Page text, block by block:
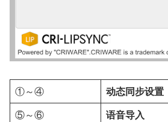
①～④
动态同步设置
⑤～⑥
语音导入